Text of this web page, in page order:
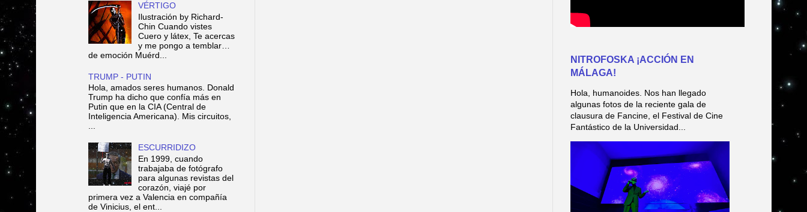
VÉRTIGO
Ilustración by Richard-
Chin Cuando vistes
Cuero y látex, Te acercas
y me pongo a temblar…
de emoción Muérd...
TRUMP - PUTIN
Hola, amados seres humanos. Donald
Trump ha dicho que confía más en
Putin que en la CIA (Central de
Inteligencia Americana). Mis circuitos,
...
ESCURRIDIZO
En 1999, cuando
trabajaba de fotógrafo
para algunas revistas del
corazón, viajé por
primera vez a Valencia en compañía
de Vinicius, el ent...
NITROFOSKA ¡ACCIÓN EN
MÁLAGA!
Hola, humanoides. Nos han llegado
algunas fotos de la reciente gala de
clausura de Fancine, el Festival de Cine
Fantástico de la Universidad...